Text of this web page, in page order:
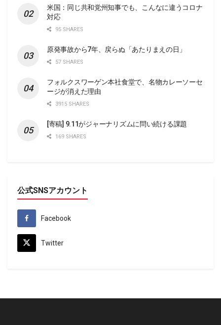
米国：同じ共和党州知事でも、こんなに違うコロナ
対応
95 SHARES
原発事故から7年、戻らぬ「あたりまえの日」
57 SHARES
フォルクスワーゲン本社食堂で、名物カレーソーセ
ージが消えた理由
3915 SHARES
[寄稿] 9.11がジャーナリズムに問い続ける課題
169 SHARES
公式SNSアカウント
Facebook
Twitter